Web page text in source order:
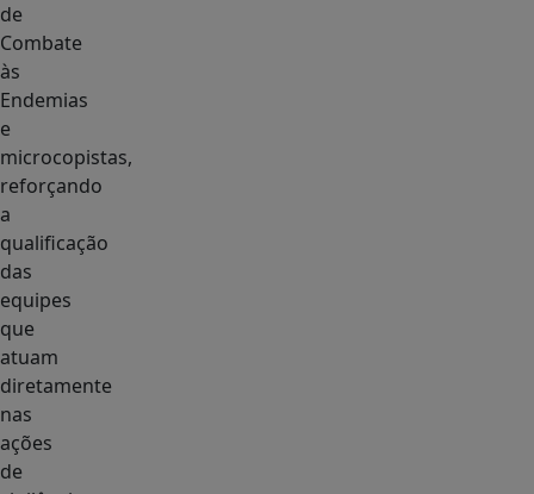
de
Combate
às
Endemias
e
microcopistas,
reforçando
a
qualificação
das
equipes
que
atuam
diretamente
nas
ações
de